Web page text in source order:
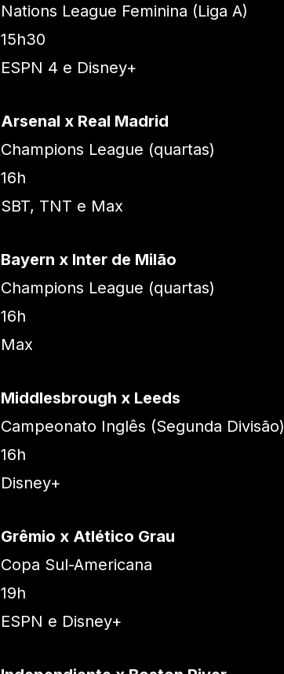
Nations League Feminina (Liga A)
15h30
ESPN 4 e Disney+
Arsenal x Real Madrid
Champions League (quartas)
16h
SBT, TNT e Max
Bayern x Inter de Milão
Champions League (quartas)
16h
Max
Middlesbrough x Leeds
Campeonato Inglês (Segunda Divisão)
16h
Disney+
Grêmio x Atlético Grau
Copa Sul-Americana
19h
ESPN e Disney+